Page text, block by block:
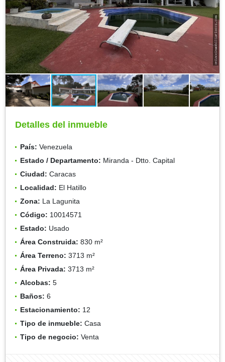
Detalles del inmueble
País: Venezuela
Estado / Departamento: Miranda - Dtto. Capital
Ciudad: Caracas
Localidad: El Hatillo
Zona: La Lagunita
Código: 10014571
Estado: Usado
Área Construida: 830 m²
Área Terreno: 3713 m²
Área Privada: 3713 m²
Alcobas: 5
Baños: 6
Estacionamiento: 12
Tipo de inmueble: Casa
Tipo de negocio: Venta